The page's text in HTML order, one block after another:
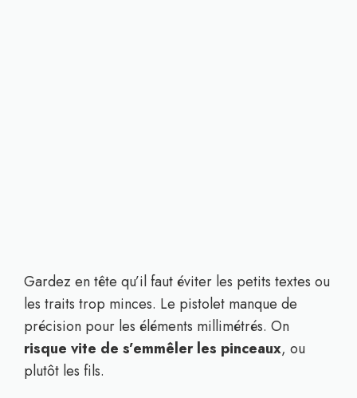
Gardez en tête qu’il faut éviter les petits textes ou
les traits trop minces. Le pistolet manque de
précision pour les éléments millimétrés. On
risque vite de s’emmêler les pinceaux, ou
plutôt les fils.